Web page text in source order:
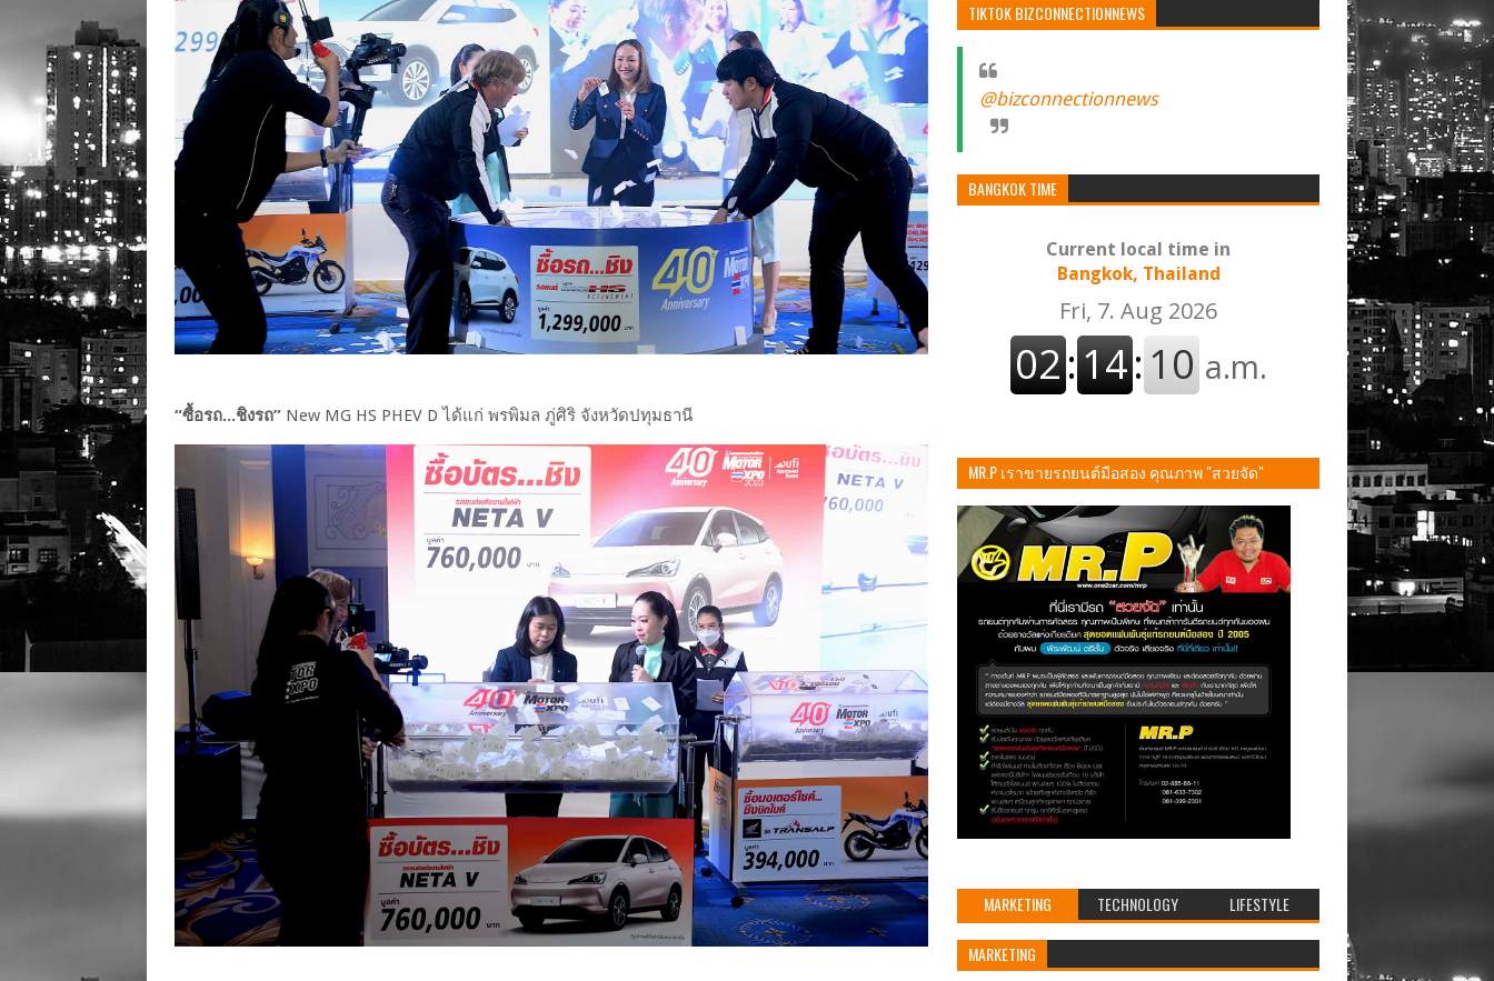
“ซื้อรถ...ชิงรถ” New MG HS PHEV D ได้แก่ พรพิมล ภู่ศิริ จังหวัดปทุมธานี
TIKTOK BIZCONNECTIONNEWS
@bizconnectionnews
BANGKOK TIME
Current local time in
Bangkok, Thailand
MR.P เราขายรถยนต์มือสอง คุณภาพ "สวยจัด"
MARKETING TECHNOLOGY LIFESTYLE
MARKETING